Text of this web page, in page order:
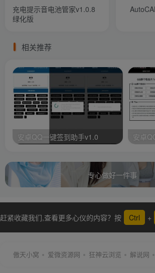
充电提示音电池管家v1.0.8
绿化版
相关推荐
安卓QQ一键签到助手v1.0 安卓
专心做好一件事
赶紧收藏我们,查看更多心仪的内容？按 Ctrl +
傲天小窝 爱微资源网 狂神云浏览 解说网